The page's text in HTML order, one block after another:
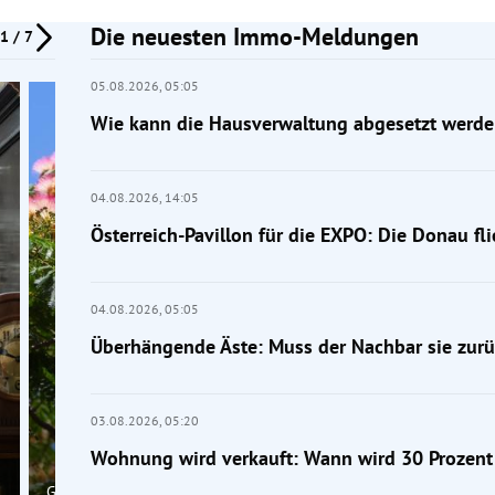
1 / 7 Die neuesten Immo-Meldungen
05.08.2026, 05:05
Wie kann die Hausverwaltung abgesetzt
04.08.2026, 14:05
Österreich-Pavillon für die EXPO: Die Donau
04.08.2026, 05:05
Überhängende Äste: Muss der Nachbar sie
03.08.2026, 05:20
Wohnung wird verkauft: Wann wird 30